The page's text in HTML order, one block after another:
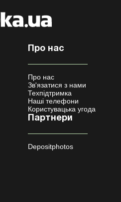
Про нас
Про нас
Зв'язатися з нами
Техпідтримка
Наші телефони
Користувацька угода
Партнери
Depositphotos